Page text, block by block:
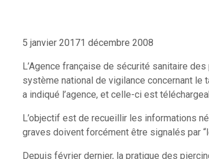
5 janvier 20171 décembre 2008
L’Agence française de sécurité sanitaire
système national de vigilance concernant le
a indiqué l’agence, et celle-ci est
L’objectif est de recueillir les informations
graves doivent forcément être signalés par
Depuis février dernier, la pratique des